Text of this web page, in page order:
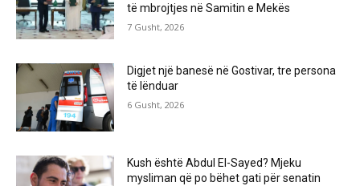
të mbrojtjes në Samitin e Mekës
7 Gusht, 2026
Digjet një banesë në Gostivar, tre persona
të lënduar
6 Gusht, 2026
Kush është Abdul El-Sayed? Mjeku
mysliman që po bëhet gati për senatin